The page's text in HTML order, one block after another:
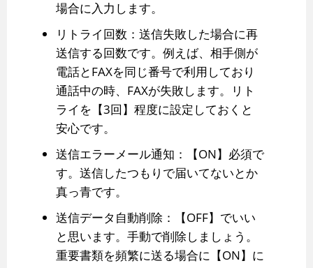
場合に入力します。
リトライ回数：送信失敗した場合に再
送信する回数です。例えば、相手側が
電話とFAXを同じ番号で利用しており
通話中の時、FAXが失敗します。リト
ライを【3回】程度に設定しておくと
安心です。
送信エラーメール通知：【ON】必須で
す。送信したつもりで届いてないとか
真っ青です。
送信データ自動削除：【OFF】でいい
と思います。手動で削除しましょう。
重要書類を頻繁に送る場合に【ON】に